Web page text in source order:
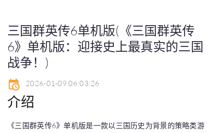
三国群英传6单机版(《三国群英传
6》单机版：迎接史上最真实的三国
战争！)
2026-01-09 06:03:26
介绍
《三国群英传6》单机版是一款以三国历史为背景的策略类游